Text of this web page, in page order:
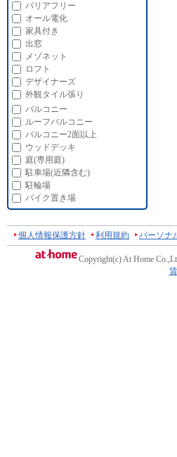
バリアフリー
オール電化
家具付き
出窓
メゾネット
ロフト
デザイナーズ
外観タイル張り
バルコニー
ルーフバルコニー
バルコニー2面以上
ウッドデッキ
庭(専用庭)
駐車場(近隣含む)
駐輪場
バイク置き場
個人情報保護方針 利用規約 パーソナ
Copyright(c) At Home